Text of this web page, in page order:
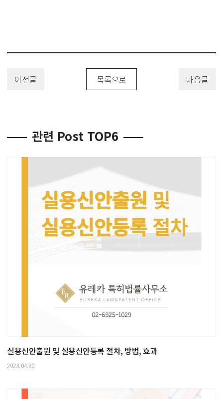
이전글 목록으로 다음글
관련 Post TOP6
실용신안출원 및 실용신안등록 절차, 방법, 효과
2023.04.30